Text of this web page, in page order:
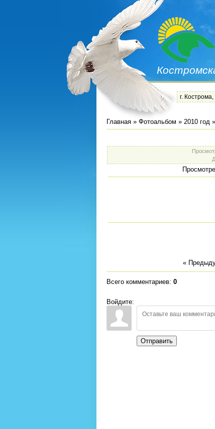
г.
Главная » Фотоальбом » 2010 год »
«
Всего комментариев: 0
Войдите:
Отправить